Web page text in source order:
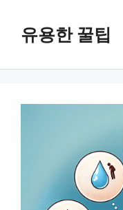
유용한 꿀팁